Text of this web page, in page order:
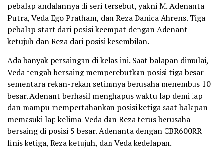
pebalap andalannya di seri tersebut, yakni M. Adenanta
Putra, Veda Ego Pratham, dan Reza Danica Ahrens. Tiga
pebalap start dari posisi keempat dengan Adenant
ketujuh dan Reza dari posisi kesembilan.
Ada banyak persaingan di kelas ini. Saat balapan dimulai,
Veda tengah bersaing memperebutkan posisi tiga besar
sementara rekan-rekan setimnya berusaha menembus 10
besar. Adenant berhasil menghapus waktu lap demi lap
dan mampu mempertahankan posisi ketiga saat balapan
memasuki lap kelima. Veda dan Reza terus berusaha
bersaing di posisi 5 besar. Adenanta dengan CBR600RR
finis ketiga, Reza ketujuh, dan Veda kedelapan.